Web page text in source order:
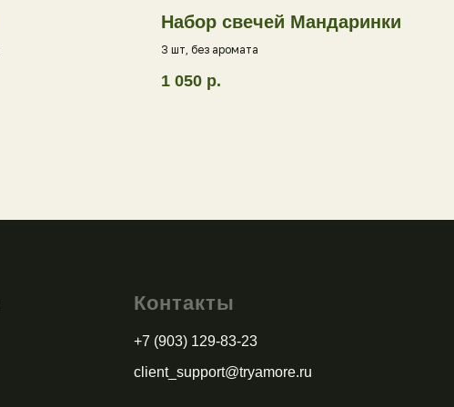
Набор свечей Мандаринки
3 шт, без аромата
1 050 р.
Контакты
+7 (903) 129-83-23
client_support@tryamore.ru